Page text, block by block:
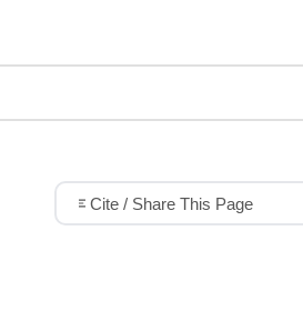
Cite / Share This Page